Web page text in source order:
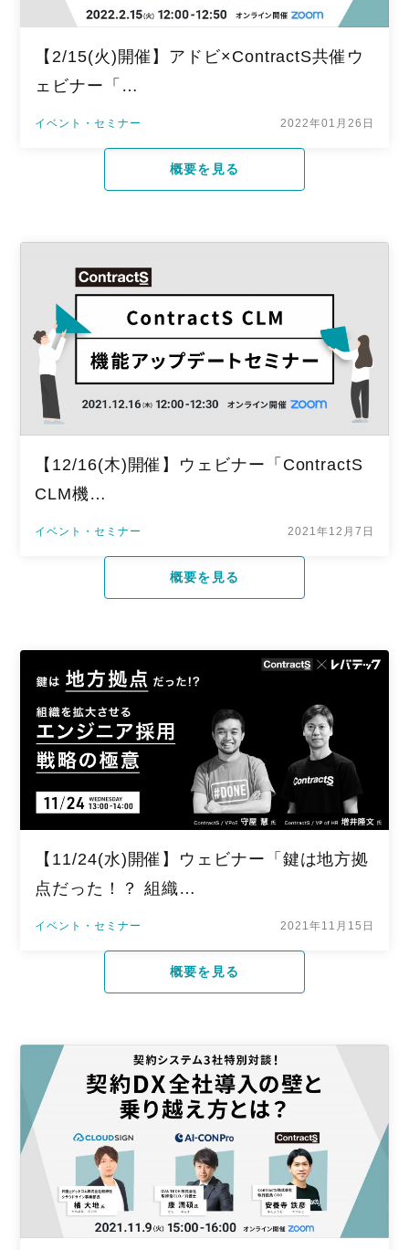
【2/15(火)開催】アドビ×ContractS共催ウ
ェビナー「…
イベント・セミナー 2022年01月26日
概要を見る
【12/16(木)開催】ウェビナー「ContractS
CLM機…
イベント・セミナー 2021年12月7日
概要を見る
【11/24(水)開催】ウェビナー「鍵は地方拠
点だった！？ 組織…
イベント・セミナー 2021年11月15日
概要を見る